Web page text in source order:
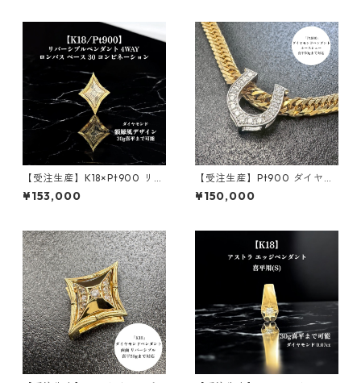
【受注生産】K18×Pt900 リバ
ーシブルペンダント｜ロンバ
スベース+額縁フレーム 30g
¥153,000
【受注生産】Pt900 ダイヤモ
ンドペンダント｜馬蹄-ホース
シュー｜50g喜平まで対応 2W
¥150,000